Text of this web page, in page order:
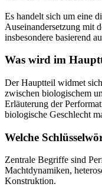
Es handelt sich um eine
Auseinandersetzung mit
insbesondere basierend
Was wird im
Der Hauptteil widmet
zwischen biologischem
Erläuterung der
biologische Geschlecht
Welche
Zentrale Begriffe sind
Machtdynamiken,
Konstruktion.